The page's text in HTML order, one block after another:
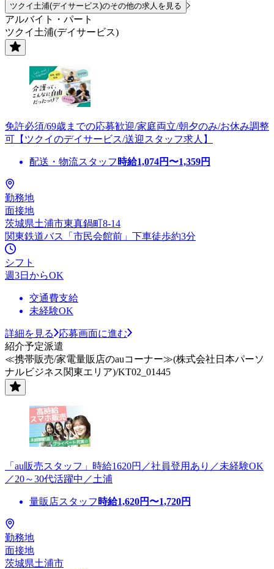
ツクイ土浦(デイサービス)のその他の求人を見る
アルバイト・パート
ツクイ土浦(デイサービス)
免許必須/69歳までの応募歓迎/家庭両立/朝夕のみ/お休み調整
可【ツクイのデイサービス/送迎スタッフ求人】
配送・物流スタッフ 時給1,074円〜1,359円
勤務地
面接地
茨城県土浦市東真鍋町8-14
関東鉄道バス「市民会館前」下車徒歩約3分
シフト
週3日からOK
交通費支給
未経験OK
詳細を見る
応募画面に進む
紹介予定派遣
≪携帯販売/家電量販店のauコーナー≫(株式会社日本パーソ
ナルビジネス関東エリア)/KT02_01445
「au販売スタッフ」時給1620円／社員登用あり／未経験OK
／20～30代活躍中／土浦
量販店スタッフ 時給1,620円〜1,720円
勤務地
面接地
茨城県土浦市